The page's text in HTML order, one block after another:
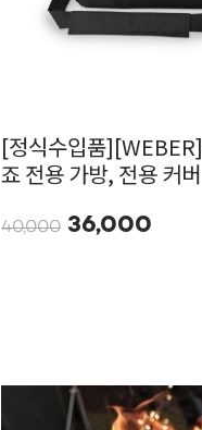
[정식수입품
죠 전용 가방, 전용 커버
40,000 36,000